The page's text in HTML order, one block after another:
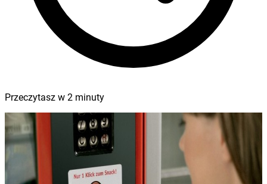
Przeczytasz w 2 minuty